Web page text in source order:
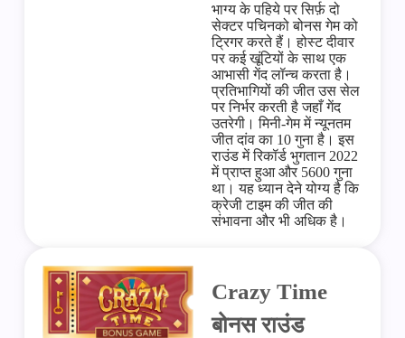
भाग्य के पहिये पर सिर्फ़ दो
सेक्टर पचिनको बोनस गेम को
ट्रिगर करते हैं। होस्ट दीवार
पर कई खूंटियों के साथ एक
आभासी गेंद लॉन्च करता है।
प्रतिभागियों की जीत उस सेल
पर निर्भर करती है जहाँ गेंद
उतरेगी। मिनी-गेम में न्यूनतम
जीत दांव का 10 गुना है। इस
राउंड में रिकॉर्ड भुगतान 2022
में प्राप्त हुआ और 5600 गुना
था। यह ध्यान देने योग्य है कि
क्रेजी टाइम की जीत की
संभावना और भी अधिक है।
Crazy Time
बोनस राउंड